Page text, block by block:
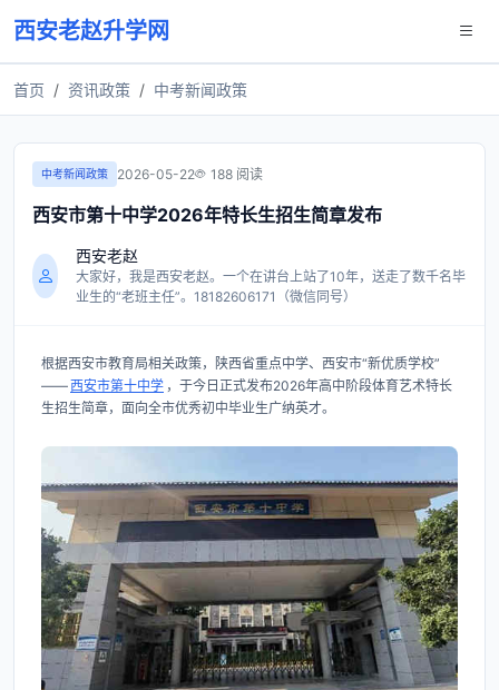
西安老赵升学网
首页 资讯政策 中考新闻政策
中考新闻政策 2026-05-22 188 阅读
西安市第十中学2026年特长生招生简章发布
西安老赵
大家好，我是西安老赵。一个在讲台上站了10年，送走了数千名毕
业生的“老班主任”。18182606171（微信同号）
根据西安市教育局相关政策，陕西省重点中学、西安市“新优质学校”
——西安市第十中学 ，于今日正式发布2026年高中阶段体育艺术特长
生招生简章，面向全市优秀初中毕业生广纳英才。